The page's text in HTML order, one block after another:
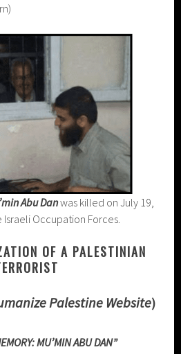
Abu Danwas killed on July 19,
Israeli Occupation Forces.
OF A PALESTINIAN
Palestine Website)
MU’MIN ABU DAN”